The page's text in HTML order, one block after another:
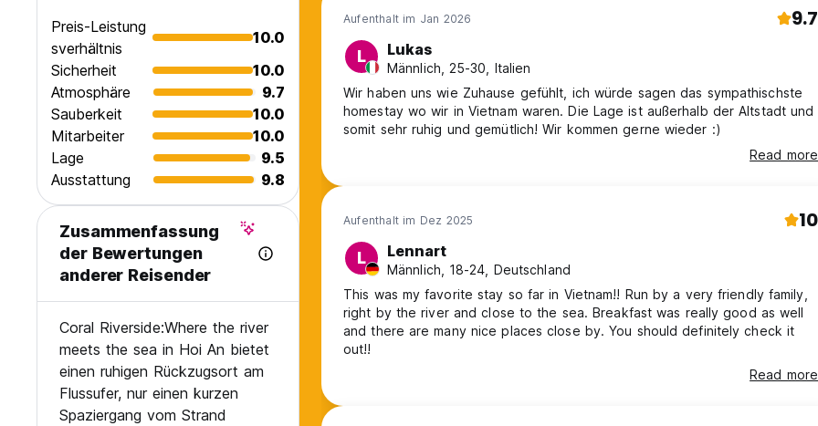
Preis-Leistung
sverhältnis
10.0
Sicherheit
10.0
Atmosphäre
9.7
Sauberkeit
10.0
Mitarbeiter
10.0
Lage
9.5
Ausstattung
9.8
Zusammenfassung
der Bewertungen
anderer Reisender
Coral Riverside:Where the river
meets the sea in Hoi An bietet
einen ruhigen Rückzugsort am
Flussufer, nur einen kurzen
Spaziergang vom Strand
Aufenthalt im Jan 2026 9.7
L Lukas
Männlich, 25-30, Italien
Wir haben uns wie Zuhause gefühlt, ich würde sagen das sympathischste
homestay wo wir in Vietnam waren. Die Lage ist außerhalb der Altstadt und
somit sehr ruhig und gemütlich! Wir kommen gerne wieder :)
Read more
Aufenthalt im Dez 2025 10
L Lennart
Männlich, 18-24, Deutschland
This was my favorite stay so far in Vietnam!! Run by a very friendly family,
right by the river and close to the sea. Breakfast was really good as well
and there are many nice places close by. You should definitely check it
out!!
Read more